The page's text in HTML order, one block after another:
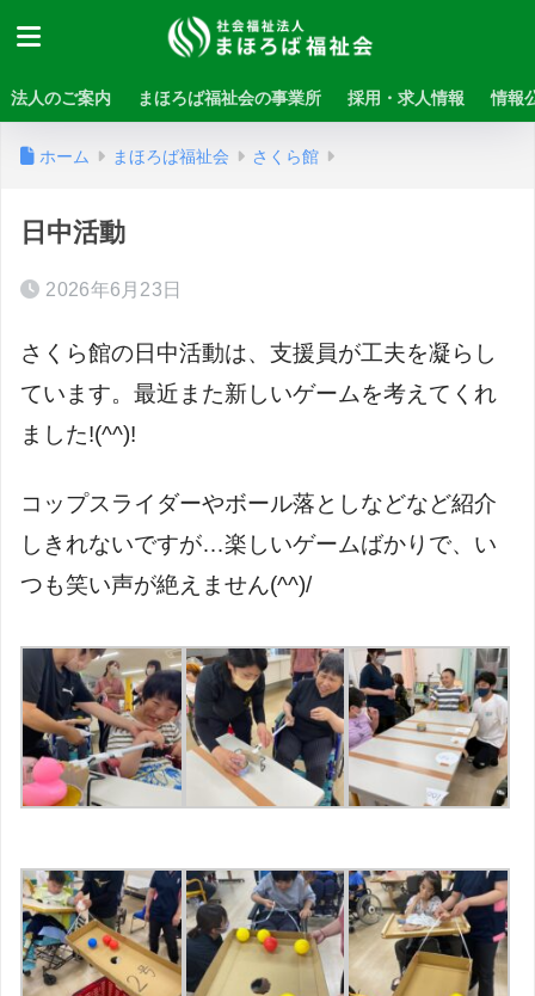
法人のご案内 まほろば福祉会の事業所 採用・求人情報 情報
ホーム まほろば福祉会 さくら館
日中活動
2026年6月23日
さくら館の日中活動は、支援員が工夫を凝らし
ています。最近また新しいゲームを考えてくれ
ました!(^^)!
コップスライダーやボール落としなどなど紹介
しきれないですが…楽しいゲームばかりで、い
つも笑い声が絶えません(^^)/